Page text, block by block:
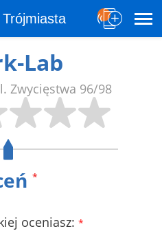
Lab
Zwycięstwa 96/98
*
oceniasz: *